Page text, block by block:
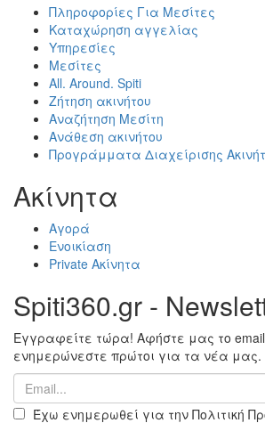
Πληροφορίες Για Μεσίτες
Καταχώρηση αγγελίας
Υπηρεσίες
Μεσίτες
All. Around. Spiti
Ζήτηση ακινήτου
Αναζήτηση Μεσίτη
Ανάθεση ακινήτου
Προγράμματα Διαχείρισης
Ακίνητα
Αγορά
Ενοικίαση
Private Ακίνητα
Spiti360.gr -
Εγγραφείτε τώρα! Αφήστε μας το
ενημερώνεστε πρώτοι για τα νέα μας.
Έχω ενημερωθεί για την Πολιτική